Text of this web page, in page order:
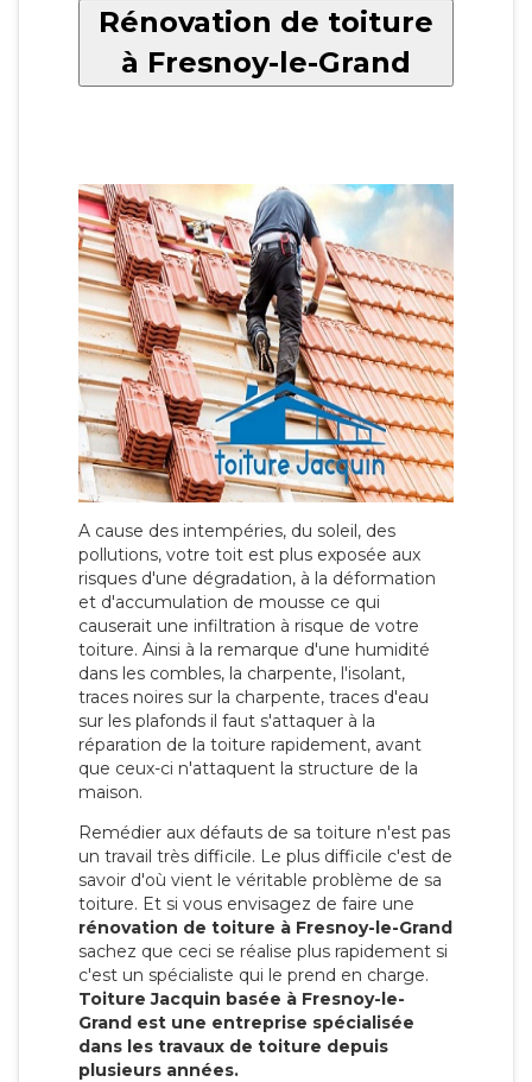
Rénovation de toiture
à Fresnoy-le-Grand
A cause des intempéries, du soleil, des
pollutions, votre toit est plus exposée aux
risques d'une dégradation, à la déformation
et d'accumulation de mousse ce qui
causerait une infiltration à risque de votre
toiture. Ainsi à la remarque d'une humidité
dans les combles, la charpente, l'isolant,
traces noires sur la charpente, traces d'eau
sur les plafonds il faut s'attaquer à la
réparation de la toiture rapidement, avant
que ceux-ci n'attaquent la structure de la
maison.
Remédier aux défauts de sa toiture n'est pas
un travail très difficile. Le plus difficile c'est de
savoir d'où vient le véritable problème de sa
toiture. Et si vous envisagez de faire une
rénovation de toiture à Fresnoy-le-Grand
sachez que ceci se réalise plus rapidement si
c'est un spécialiste qui le prend en charge.
Toiture Jacquin basée à Fresnoy-le-
Grand est une entreprise spécialisée
dans les travaux de toiture depuis
plusieurs années.